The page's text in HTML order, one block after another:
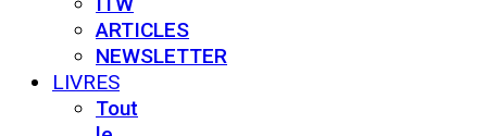
ARTICLES
NEWSLETTER
LIVRES
Tout